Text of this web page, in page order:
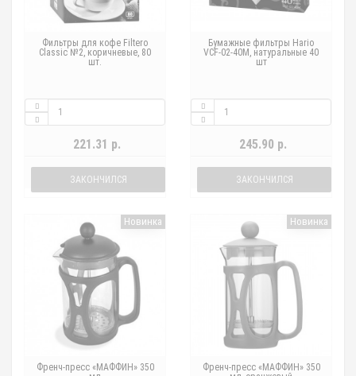
Фильтры для кофе Filtero
Classic №2, коричневые, 80
шт.
221.31 р.
ЗАКОНЧИЛСЯ
Бумажные фильтры Hario
VCF-02-40M, натуральные 40
шт
245.90 р.
ЗАКОНЧИЛСЯ
Новинка
Френч-пресс «МАФФИН» 350
Новинка
Френч-пресс «МАФФИН» 350